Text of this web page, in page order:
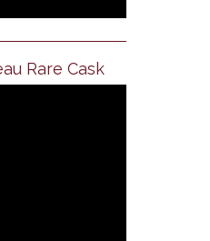
Rare Cask